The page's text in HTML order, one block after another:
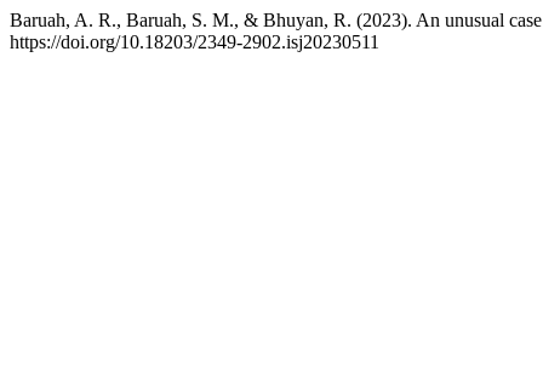
Baruah, A. R., Baruah, S. M., & Bhuyan, R. (2023). An unusual
https://doi.org/10.18203/2349-2902.isj20230511